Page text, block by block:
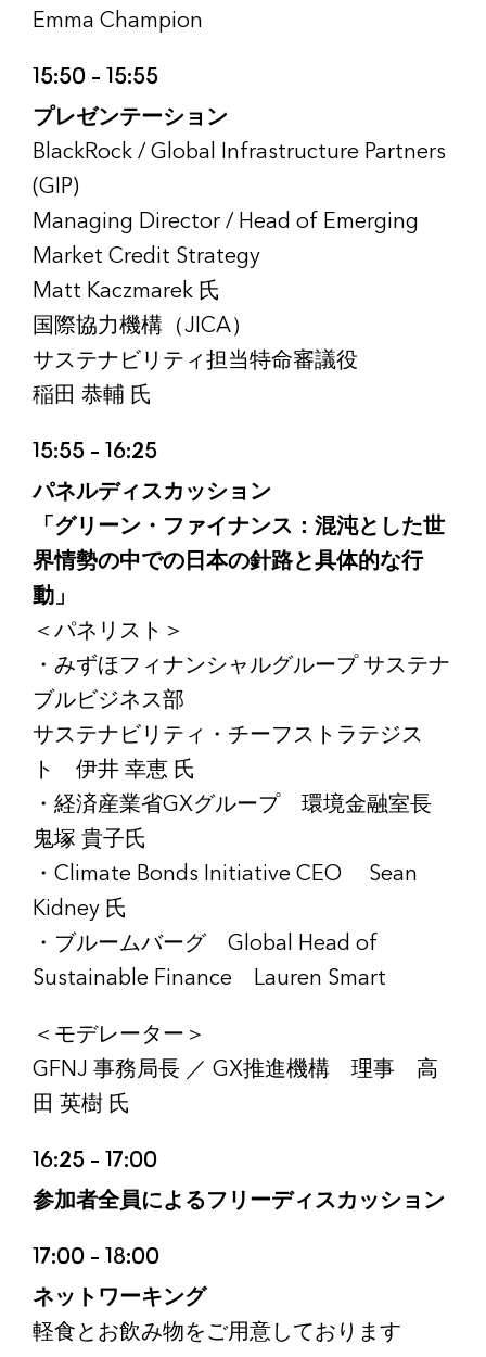
Emma Champion
15:50 – 15:55
プレゼンテーション
BlackRock / Global Infrastructure Partners
(GIP)
Managing Director / Head of Emerging
Market Credit Strategy
Matt Kaczmarek 氏
国際協力機構（JICA）
サステナビリティ担当特命審議役
稲田 恭輔 氏
15:55 – 16:25
パネルディスカッション
「グリーン・ファイナンス：混沌とした世
界情勢の中での日本の針路と具体的な行
動」
＜パネリスト＞
・みずほフィナンシャルグループ サステナ
ブルビジネス部
サステナビリティ・チーフストラテジス
ト 伊井 幸恵 氏
・経済産業省GXグループ 環境金融室長
鬼塚 貴子氏
・Climate Bonds Initiative CEO Sean
Kidney 氏
・ブルームバーグ Global Head of
Sustainable Finance Lauren Smart
＜モデレーター＞
GFNJ 事務局長 ／ GX推進機構 理事 高
田 英樹 氏
16:25 – 17:00
参加者全員によるフリーディスカッション
17:00 – 18:00
ネットワーキング
軽食とお飲み物をご用意しております